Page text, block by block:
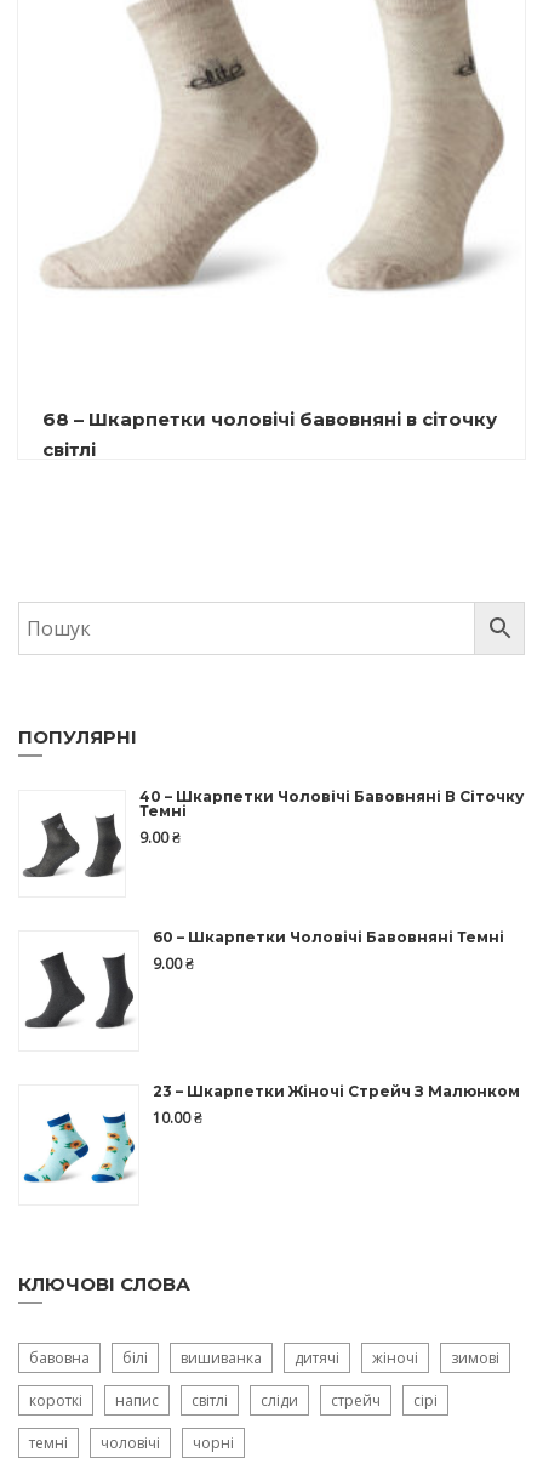
68 – Шкарпетки чоловічі бавовняні в сіточку
світлі
ПОПУЛЯРНІ
40 – Шкарпетки Чоловічі Бавовняні В Сіточку
Темні
9.00₴
60 – Шкарпетки Чоловічі Бавовняні Темні
9.00₴
23 – Шкарпетки Жіночі Стрейч З Малюнком
10.00₴
КЛЮЧОВІ СЛОВА
бавовна білі вишиванка дитячі жіночі зимові
короткі напис світлі сліди стрейч сірі
темні чоловічі чорні